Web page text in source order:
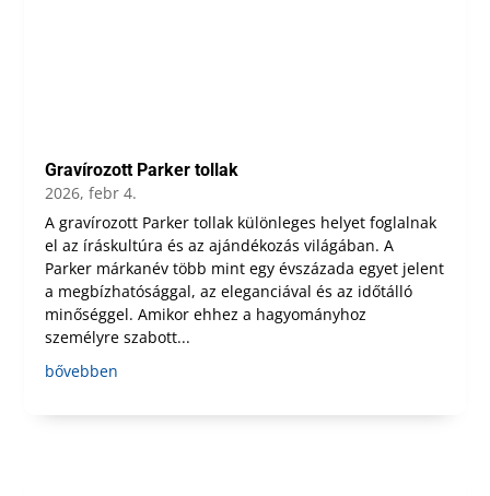
Gravírozott Parker tollak
2026, febr 4.
A gravírozott Parker tollak különleges helyet foglalnak
el az íráskultúra és az ajándékozás világában. A
Parker márkanév több mint egy évszázada egyet jelent
a megbízhatósággal, az eleganciával és az időtálló
minőséggel. Amikor ehhez a hagyományhoz
személyre szabott...
bővebben